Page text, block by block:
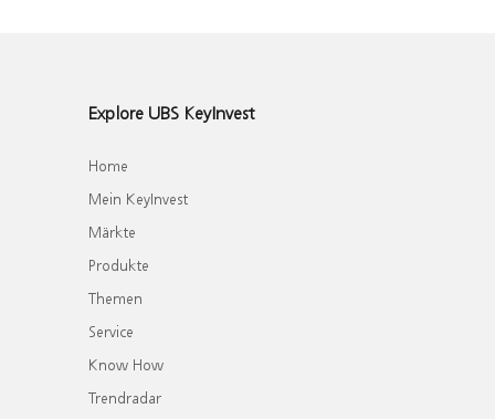
Explore UBS KeyInvest
Home
Mein KeyInvest
Märkte
Produkte
Themen
Service
Know How
Trendradar